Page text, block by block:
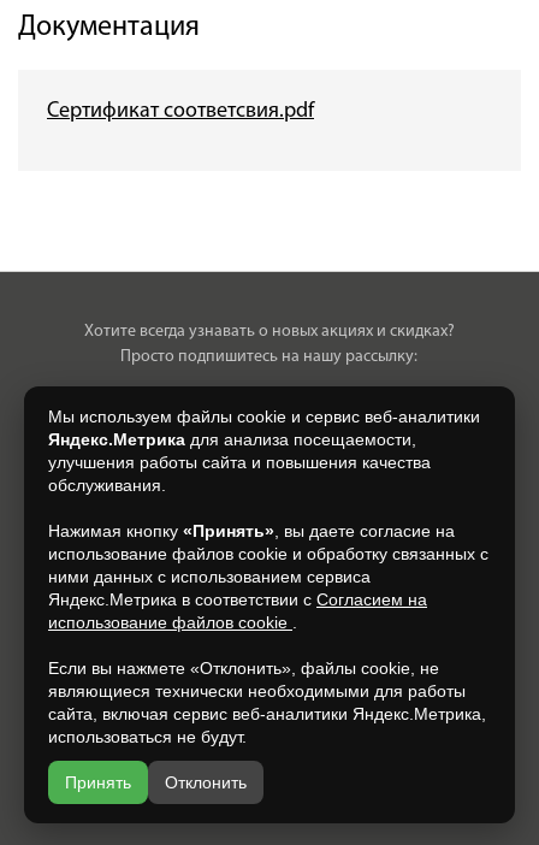
Документация
Сертификат соответсвия.pdf
Хотите всегда узнавать о новых акциях и скидках?
Просто подпишитесь на нашу рассылку:
Нажимая на кнопку, я даю свое согласие на обработку моих
персональных данных, на условиях и для целей, определенных в
Подписаться
+7 (930) 305-85-90
Разработка и продвижение —
Мы используем файлы cookie и сервис веб-аналитики
Яндекс.Метрика для анализа посещаемости,
улучшения работы сайта и повышения качества
обслуживания.
Нажимая кнопку «Принять» , вы даете согласие на
использование файлов cookie и обработку связанных с
ними данных с использованием сервиса
Яндекс.Метрика в соответствии с Согласием на
использование файлов cookie
Если вы нажмете «Отклонить», файлы cookie, не
являющиеся технически необходимыми для работы
сайта, включая сервис веб-аналитики Яндекс.Метрика,
использоваться не будут.
Принять Отклонить